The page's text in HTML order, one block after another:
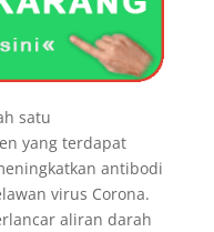
satu
yang terdapat
antibodi
virus Corona.
aliran darah